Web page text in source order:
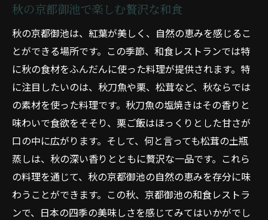
秋の京都御池で楽しむ贅沢な和食
秋の京都御池は、紅葉が美しく、自然の恵みを感じるこ
とができる場所です。この季節、和食レストランでは特
に秋の食材をふんだんに使った料理が提供されます。特
に注目したいのは、秋刀魚や栗、松茸など、秋ならでは
の素材を使った料理です。秋刀魚の塩焼きはその香りと
味わいで食欲をそそり、栗ご飯はほっくりとした甘さが
口の中に広がります。そして、何と言っても松茸の土瓶
蒸しは、秋の深い香りとともに贅沢な一品です。これら
の料理を通じて、秋の京都御池の自然の恵みを存分に味
わうことができます。この秋、京都御池の和食レストラ
ンで、日本の四季の美味しさを感じてみてはいかがでし